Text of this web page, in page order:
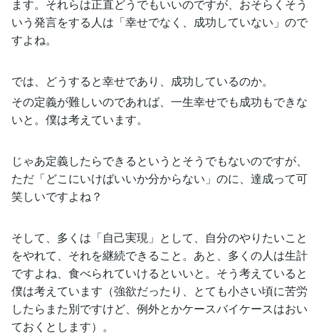
ます。それらは正直どうでもいいのですが、おそらくそう
いう発言をする人は「幸せでなく、成功していない」ので
すよね。
では、どうすると幸せであり、成功しているのか。
その定義が難しいのであれば、一生幸せでも成功もできな
いと。僕は考えています。
じゃあ定義したらできるというとそうでもないのですが、
ただ「どこにいけばいいか分からない」のに、達成って可
笑しいですよね？
そして、多くは「自己実現」として、自分のやりたいこと
をやれて、それを継続できること。あと、多くの人は生計
ですよね、食べられていけるといいと。そう考えていると
僕は考えています（強欲だったり、とても小さい頃に苦労
したらまた別ですけど、例外とかケースバイケースはおい
ておくとします）。